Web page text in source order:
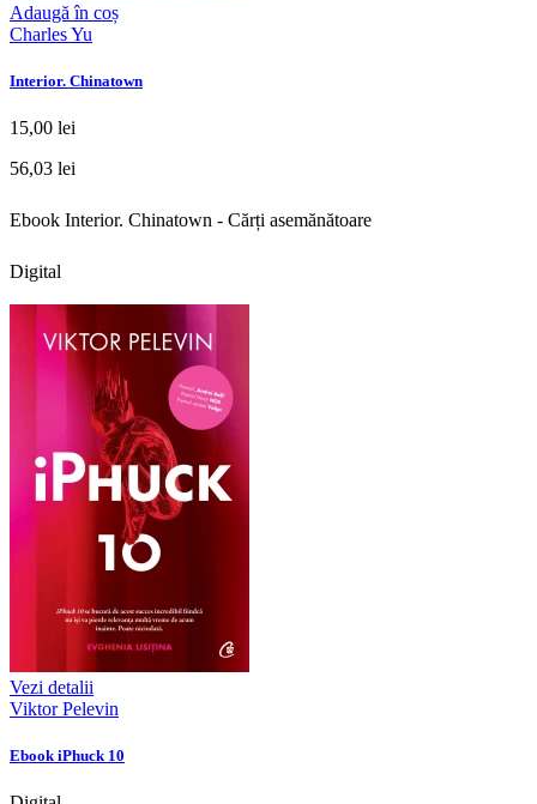
Adaugă în coș
Charles Yu
Interior. Chinatown
15,00 lei
56,03 lei
Ebook Interior. Chinatown - Cărți asemănătoare
Digital
Vezi detalii
Viktor Pelevin
Ebook iPhuck 10